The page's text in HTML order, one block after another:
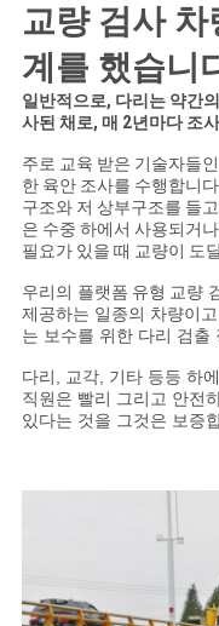
인
용
문
을
요
구
하
세
요
트
교량 검사
계를 했습니
일반적으로, 다리는 약간
사된 채로, 매 2년마다 조
주로 교육 받은 기술자들
한 육안 조사를 수행합니
구조와 저 상부구조를 들
은 수중 하에서 사용되거
필요가 있을 때 교량이 도
우리의 플랫폼 유형 교량
제공하는 일종의 차량이
는 보수를 위한 다리 검출
다리, 교각, 기타 등등 하
직원은 빨리 그리고 안전
있다는 것을 그것은 보증